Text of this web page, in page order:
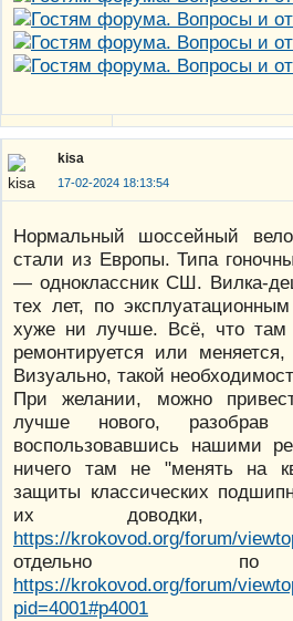
kisa
17-02-2024 18:13:54
Нормальный шоссейный
стали из Европы. Типа
— одноклассник СШ. Вилка-
тех лет, по
хуже ни лучше. Всё, что
ремонтируется или
Визуально, такой
При желании, можно
лучше нового,
воспользовавшись нашими
ничего там не "менять на
защиты классических
их доводки,
https://krokovod.org/forum/
отдельно по
https://krokovod.org/forum/
pid=4001#p4001